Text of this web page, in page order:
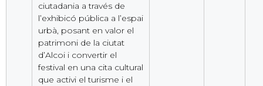
ciutadania a través de
l’exhibicó pública a l’espai
urbà, posant en valor el
patrimoni de la ciutat
d’Alcoi i convertir el
festival en una cita cultural
que activi el turisme i el